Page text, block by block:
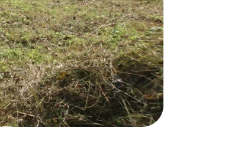
ja haravoidaan yhteen